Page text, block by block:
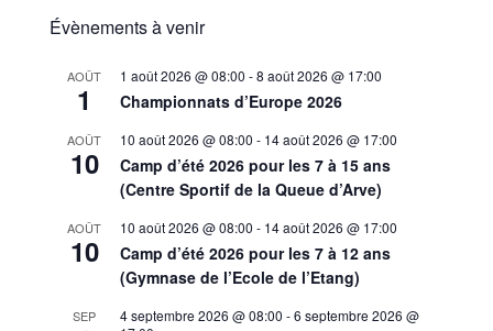
Évènements à venir
AOÛT
1
1 août 2026 @ 08:00 -8 août 2026 @ 17:00
Championnats d’Europe 2026
AOÛT
10
10 août 2026 @ 08:00 - 14 août 2026 @ 17:00
Camp d’été 2026 pour les 7 à 15 ans
(Centre Sportif de la Queue d’Arve)
AOÛT
10
10 août 2026 @ 08:00 - 14 août 2026 @ 17:00
Camp d’été 2026 pour les 7 à 12 ans
(Gymnase de l’Ecole de l’Etang)
SEP 4 septembre 2026 @ 08:00 -6 septembre 2026 @